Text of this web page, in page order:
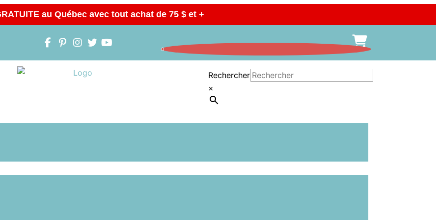
au Québec avec tout achat de 75 $ et +
0
Rechercher
×